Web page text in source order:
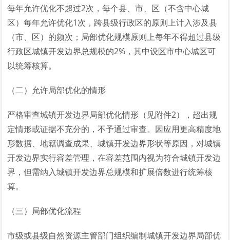
每年允许优化不超过2次，每个县、市、区（不含中心城
区）每年允许优化1次，跨县级行政区的原则上计入涉及县
（市、区）的频次；局部优化规模原则上每年不得超过县级
行政区城镇开发边界总规模的2%，其中设区市中心城区可
以统筹核算。
（二）允许局部优化的情形
严格审查城镇开发边界局部优化情形（见附件2），超出规
定情形或证据不充分的，不予通过审查。因应用更高精度地
形数据、地籍调查成果、城镇开发边界形状等原因，对城镇
开发边界实行容差管理，在容差范围内视为符合城镇开发边
界，但需纳入城镇开发边界总规模和扩展倍数进行统筹核
算。
（三）局部优化流程
市级或县级自然资源主管部门组织编制城镇开发边界局部优